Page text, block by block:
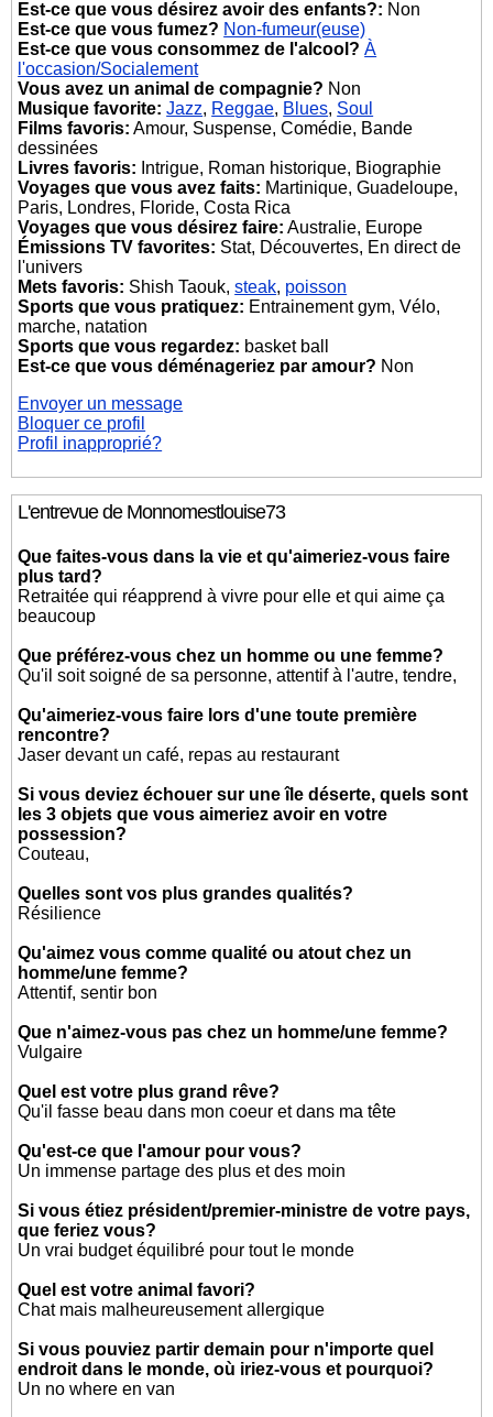
Est-ce que vous désirez avoir des enfants?: Non
Est-ce que vous fumez? Non-fumeur(euse)
Est-ce que vous consommez de l'alcool? À
l'occasion/Socialement
Vous avez un animal de compagnie? Non
Musique favorite: Jazz, Reggae, Blues, Soul
Films favoris: Amour, Suspense, Comédie, Bande
dessinées
Livres favoris: Intrigue, Roman historique, Biographie
Voyages que vous avez faits: Martinique, Guadeloupe,
Paris, Londres, Floride, Costa Rica
Voyages que vous désirez faire: Australie, Europe
Émissions TV favorites: Stat, Découvertes, En direct de
l'univers
Mets favoris: Shish Taouk,steak, poisson
Sports que vous pratiquez: Entrainement gym, Vélo,
marche, natation
Sports que vous regardez: basket ball
Est-ce que vous déménageriez par amour? Non
Envoyer un message
Bloquer ce profil
Profil inapproprié?
L'entrevue de Monnomestlouise73
Que faites-vous dans la vie et qu'aimeriez-vous faire
plus tard?
Retraitée qui réapprend à vivre pour elle et qui aime ça
beaucoup
Que préférez-vous chez un homme ou une femme?
Qu'il soit soigné de sa personne, attentif à l'autre, tendre,
Qu'aimeriez-vous faire lors d'une toute première
rencontre?
Jaser devant un café, repas au restaurant
Si vous deviez échouer sur une île déserte, quels sont
les 3 objets que vous aimeriez avoir en votre
possession?
Couteau,
Quelles sont vos plus grandes qualités?
Résilience
Qu'aimez vous comme qualité ou atout chez un
homme/une femme?
Attentif, sentir bon
Que n'aimez-vous pas chez un homme/une femme?
Vulgaire
Quel est votre plus grand rêve?
Qu'il fasse beau dans mon coeur et dans ma tête
Qu'est-ce que l'amour pour vous?
Un immense partage des plus et des moin
Si vous étiez président/premier-ministre de votre pays,
que feriez vous?
Un vrai budget équilibré pour tout le monde
Quel est votre animal favori?
Chat mais malheureusement allergique
Si vous pouviez partir demain pour n'importe quel
endroit dans le monde, où iriez-vous et pourquoi?
Un no where en van